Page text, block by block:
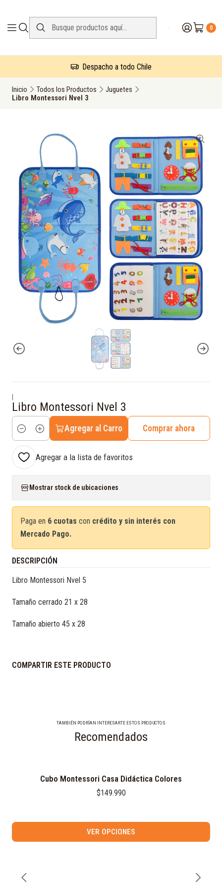
0
Despacho a todo Chile
Inicio Todos los Productos
Juguetes
Libro Montessori Nvel 3
Libro Montessori Nvel 3
Cantidad
Agregar al Carro Comprar ahora
Agregar a la lista de favoritos
Mostrar stock de ubicaciones
Paga en 6 cuotas con crédito y sin interés con
Mercado Pago.
DESCRIPCIÓN
Libro Montessori Nvel 5
Tamaño cerrado 21 x 28
Tamaño abierto 45 x 28
COMPARTIR ESTE PRODUCTO
TAMBIÉN PODRÍAN INTERESARTE ESTOS PRODUCTOS
Recomendados
Cubo Montessori Casa Didáctica Colores
$149.990
VER OPCIONES